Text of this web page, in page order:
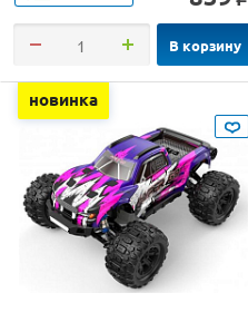
В корзину
новинка